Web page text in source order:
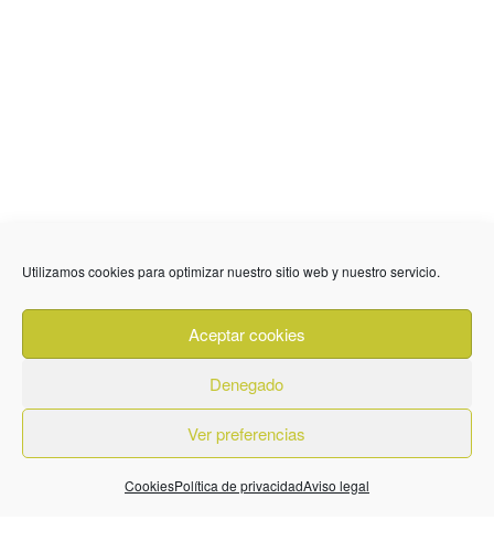
Utilizamos cookies para optimizar nuestro sitio web y nuestro servicio.
Aceptar cookies
Denegado
Ver preferencias
CookiesPolítica de privacidadAviso legal
636 01 61 85
Fuente Palmera
info @ fuentepalmerainformacion.es
Privacidad Aviso legal
Cookies
Quiénes Somos
Contacto